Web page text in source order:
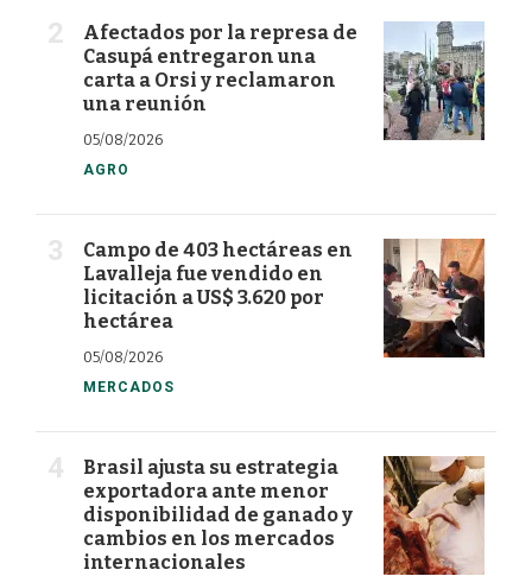
Afectados por la represa de
Casupá entregaron una
carta a Orsi y reclamaron
una reunión
05/08/2026
AGRO
Campo de 403 hectáreas en
Lavalleja fue vendido en
licitación a US$ 3.620 por
hectárea
05/08/2026
MERCADOS
Brasil ajusta su estrategia
exportadora ante menor
disponibilidad de ganado y
cambios en los mercados
internacionales